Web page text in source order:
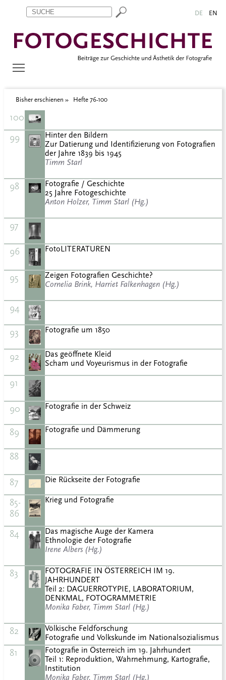
Zum Inhalt springen
Aktuelle Seite: Hefte 76-100 DE EN
Bisher erschienen Hefte 76-100
100
99
Hinter den Bildern
Zur Datierung und Identifizierung von Fotografien
der Jahre 1839 bis 1945
Timm Starl
98
Fotografie / Geschichte
25 Jahre Fotogeschichte
Anton Holzer, Timm Starl (Hg.)
97
96 FotoLITERATUREN
95
Zeigen Fotografien Geschichte?
Cornelia Brink, Harriet Falkenhagen (Hg.)
94
93 Fotografie um 1850
92
Das geöffnete Kleid
Scham und Voyeurismus in der Fotografie
91
90 Fotografie in der Schweiz
89 Fotografie und Dämmerung
88
87 Die Rückseite der Fotografie
85-
86
Krieg und Fotografie
84
Das magische Auge der Kamera
Ethnologie der Fotografie
Irene Albers (Hg.)
83
FOTOGRAFIE IN ÖSTERREICH IM 19.
JAHRHUNDERT
Teil 2: DAGUERROTYPIE, LABORATORIUM,
DENKMAL, FOTOGRAMMETRIE
Monika Faber, Timm Starl (Hg.)
82
Völkische Feldforschung
Fotografie und Volkskunde im Nationalsozialismus
81
Fotografie in Österreich im 19. Jahrhundert
Teil 1: Reproduktion, Wahrnehmung, Kartografie,
Institution
Monika Faber, Timm Starl (Hg.)